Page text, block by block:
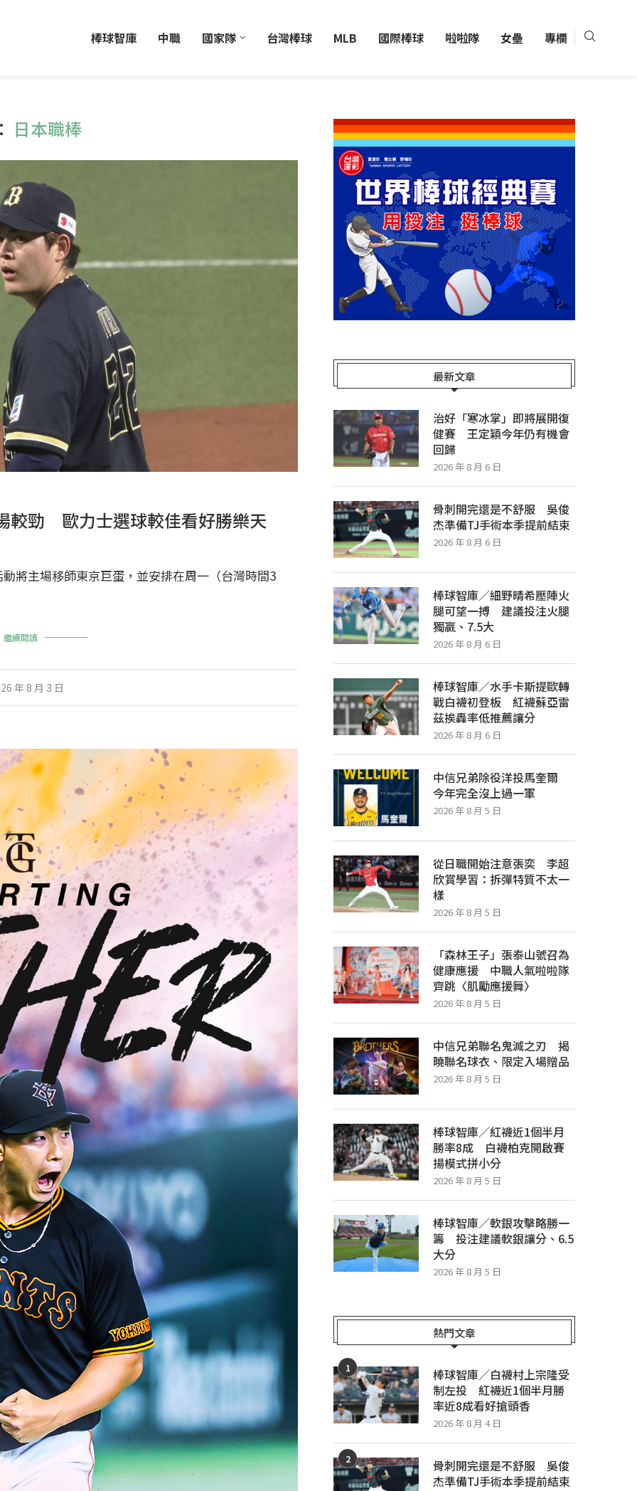
棒球智庫 中職 國家隊 台灣棒球 MLB 國際棒球 啦啦隊 女壘 專欄
日本職棒
較勁 歐力士選球較佳看好勝樂天
將主場移師東京巨蛋，並安排在周一（台灣時間3
繼續閱讀
年 8 月 3 日
最新文章
治好「寒冰掌」即將展開復
健賽 王定穎今年仍有機會
回歸
2026 年 8 月 6 日
骨刺開完還是不舒服 吳俊
杰準備TJ手術本季提前結束
2026 年 8 月 6 日
棒球智庫／細野晴希壓陣火
腿可望一搏 建議投注火腿
獨贏、7.5大
2026 年 8 月 6 日
棒球智庫／水手卡斯提歐轉
戰白襪初登板 紅襪蘇亞雷
茲挨轟率低推薦讓分
2026 年 8 月 6 日
中信兄弟除役洋投馬奎爾
今年完全沒上過一軍
2026 年 8 月 5 日
從日職開始注意張奕 李超
欣賞學習：拆彈特質不太一
樣
2026 年 8 月 5 日
「森林王子」張泰山號召為
健康應援 中職人氣啦啦隊
齊跳〈肌勵應援舞〉
2026 年 8 月 5 日
中信兄弟聯名鬼滅之刃 揭
曉聯名球衣、限定入場贈品
2026 年 8 月 5 日
棒球智庫／紅襪近1個半月
勝率8成 白襪柏克開啟賽
揚模式拼小分
2026 年 8 月 5 日
棒球智庫／軟銀攻擊略勝一
籌 投注建議軟銀讓分、6.5
大分
2026 年 8 月 5 日
熱門文章
1
棒球智庫／白襪村上宗隆受
制左投 紅襪近1個半月勝
率近8成看好搶頭香
2026 年 8 月 4 日
2
骨刺開完還是不舒服 吳俊
杰準備TJ手術本季提前結束